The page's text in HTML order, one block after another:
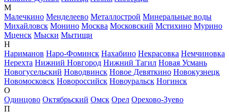
М
Малечкино Менделеево Металлострой Минеральные воды
Михайловск Монино Москва Московский Мстихино Мурино
Мценск Мыски Мытищи
Н
Нариманов Наро-Фоминск Нахабино Некрасовка Немчиновка
Нерехта Нижний Новгород Нижний Тагил Новая Усмань
Новогусельский Новодвинск Новое Девяткино Новокузнецк
Новомосковск Новороссийск Новоуральск Ногинск
О
Одинцово Октябрьский Омск Орел Орехово-Зуево
П